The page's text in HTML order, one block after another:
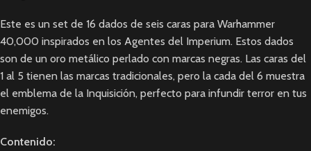
Este es un set de 16 dados de seis caras para Warhammer
40,000 inspirados en los Agentes del Imperium. Estos dados
son de un oro metálico perlado con marcas negras. Las caras del
1 al 5 tienen las marcas tradicionales, pero la cada del 6 muestra
el emblema de la Inquisición, perfecto para infundir terror en tus
enemigos.
Contenido: